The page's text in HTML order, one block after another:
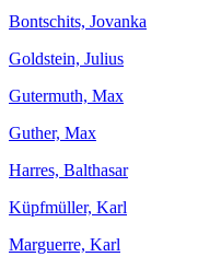
Bontschits, Jovanka
Goldstein, Julius
Gutermuth, Max
Guther, Max
Harres, Balthasar
Küpfmüller, Karl
Marguerre, Karl